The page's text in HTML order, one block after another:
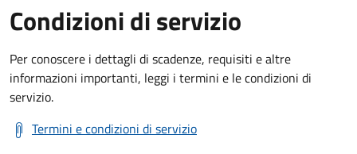
Condizioni di servizio
Per conoscere i dettagli di scadenze, requisiti e altre
informazioni importanti, leggi i termini e le condizioni di
servizio.
Termini e condizioni di servizio